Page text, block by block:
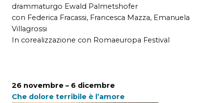
drammaturgo Ewald Palmetshofer
con Federica Fracassi, Francesca Mazza, Emanuela
Villagrossi
In corealizzazione con Romaeuropa Festival
26 novembre – 6 dicembre
Che dolore terribile è l’amore